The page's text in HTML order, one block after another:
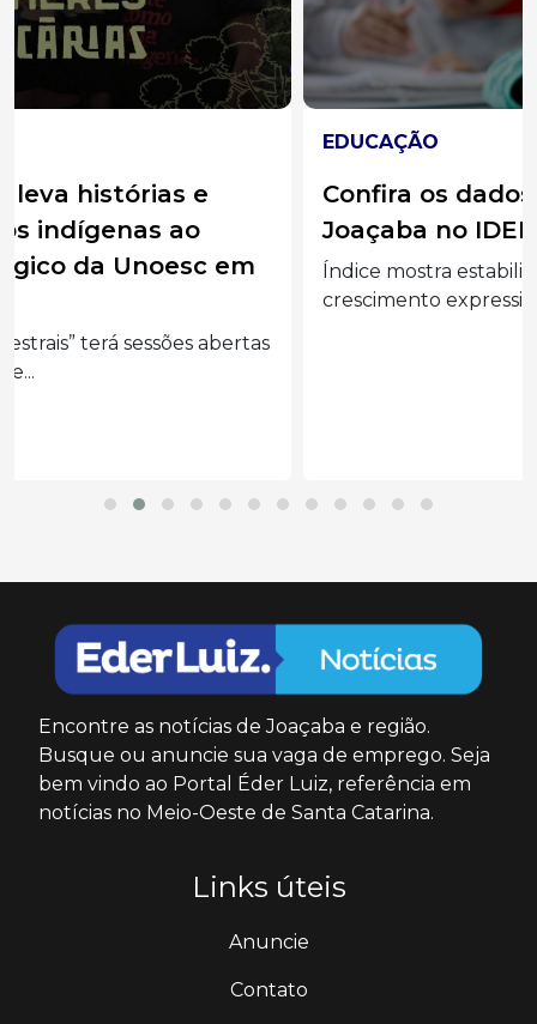
Confira os dados da educação de
Joaçaba no IDEB 2025
Índice mostra estabilidade nos anos iniciais,
Encontre as notícias de Joaçaba e região.
Busque ou anuncie sua vaga de emprego. Seja
bem vindo ao Portal Éder Luiz, referência em
notícias no Meio-Oeste de Santa Catarina.
Links úteis
Anuncie
Contato